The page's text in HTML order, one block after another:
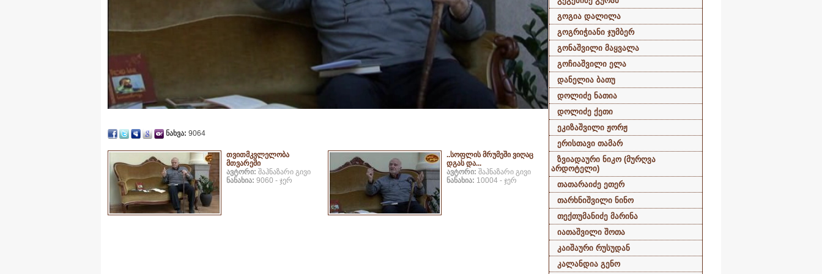
ნახვა: 9064
თვითმკვლელობა
მთვარეში
ავტორი: შაჰნაზარი გივი
ნანახია: 9060 - ჯერ
..სოფლის მრუმეში ვიღაც
დგას და...
ავტორი: შაჰნაზარი გივი
ნანახია: 10004 - ჯერ
გოგია დალილა
გოგრიჭიანი ჯუმბერ
გონაშვილი მაყვალა
გოჩიაშვილი ელა
დანელია ბათუ
დოლიძე ნათია
დოლიძე ქეთი
ეკიზაშვილი ჟორჟ
ერისთავი თამარ
ზვიადაური ნიკო (მურღვა
არდოტელი)
თათარაიძე ეთერ
თარხნიშვილი ნინო
თექთუმანიძე მარინა
იათაშვილი შოთა
კაიშაური რუსუდან
კალანდია გენო